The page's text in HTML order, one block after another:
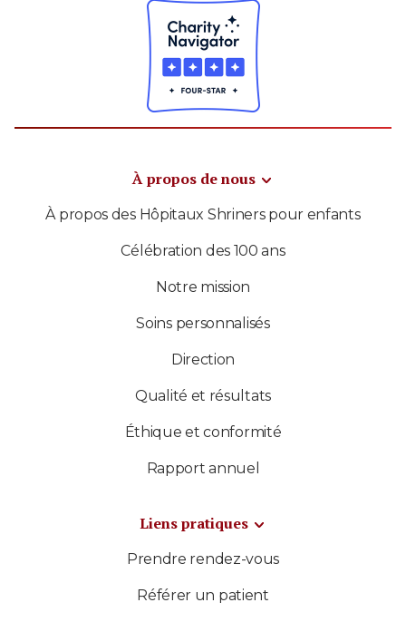
À propos de nous
À propos des Hôpitaux Shriners pour enfants
Célébration des 100 ans
Notre mission
Soins personnalisés
Direction
Qualité et résultats
Éthique et conformité
Rapport annuel
Liens pratiques
Prendre rendez-vous
Référer un patient